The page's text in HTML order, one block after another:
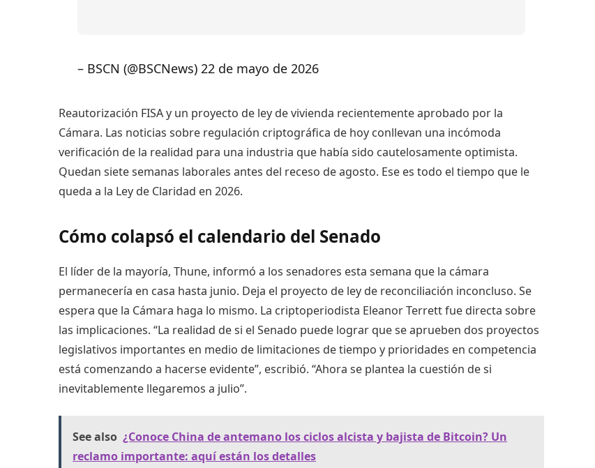
– BSCN (@BSCNews) 22 de mayo de 2026
Reautorización FISA y un proyecto de ley de vivienda recientemente aprobado por la
Cámara. Las noticias sobre regulación criptográfica de hoy conllevan una incómoda
verificación de la realidad para una industria que había sido cautelosamente optimista.
Quedan siete semanas laborales antes del receso de agosto. Ese es todo el tiempo que le
queda a la Ley de Claridad en 2026.
Cómo colapsó el calendario del Senado
El líder de la mayoría, Thune, informó a los senadores esta semana que la cámara
permanecería en casa hasta junio. Deja el proyecto de ley de reconciliación inconcluso. Se
espera que la Cámara haga lo mismo. La criptoperiodista Eleanor Terrett fue directa sobre
las implicaciones. “La realidad de si el Senado puede lograr que se aprueben dos proyectos
legislativos importantes en medio de limitaciones de tiempo y prioridades en competencia
está comenzando a hacerse evidente”, escribió. “Ahora se plantea la cuestión de si
inevitablemente llegaremos a julio”.
See also ¿Conoce China de antemano los ciclos alcista y bajista de Bitcoin? Un
reclamo importante: aquí están los detalles